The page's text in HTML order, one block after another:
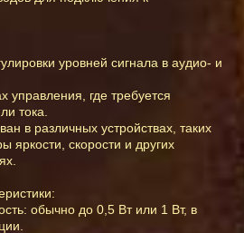
уровней сигнала в аудио- и
где требуется
тока.
в различных устройствах, таких
яркости, скорости и других
обычно до 0,5 Вт или 1 Вт, в